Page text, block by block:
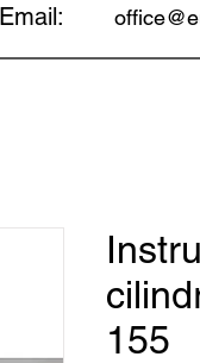
Email:
155